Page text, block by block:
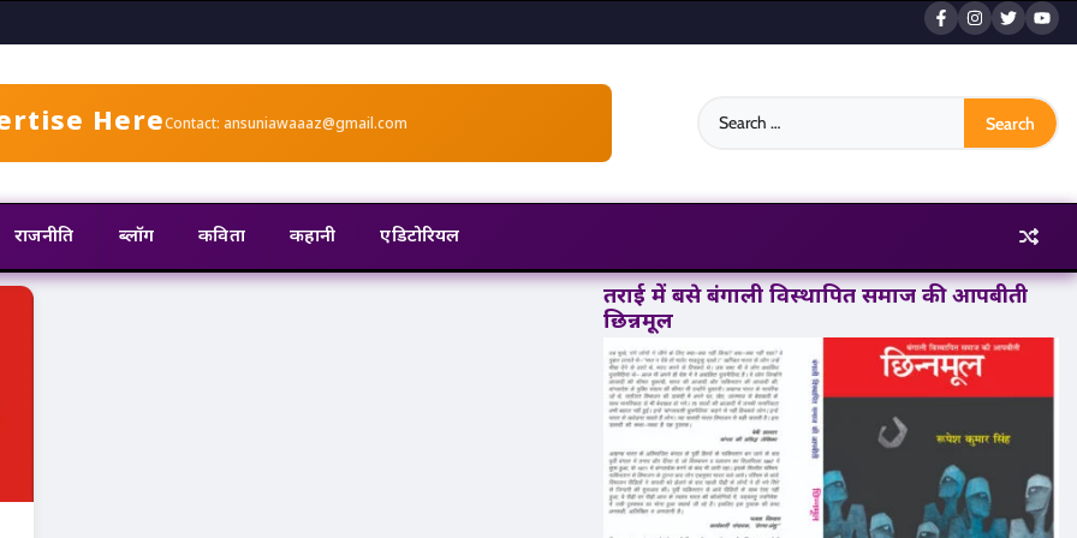
HereContact: ansuniawaaaz@gmail.com
Search
राजनीति ब्लॉग कविता कहानी एडिटोरियल
तराई में बसे बंगाली विस्थापित समाज की आपबीती
छिन्नमूल